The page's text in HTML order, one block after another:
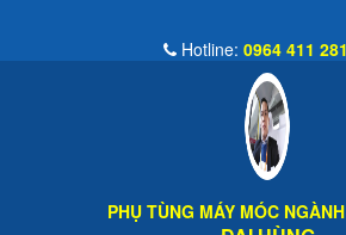
Chào
Hotline: 0964 411 281
PHỤ TÙNG MÁY MÓC